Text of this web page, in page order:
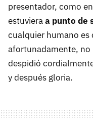
presentador, como
estuvieraa punto de
cualquier humano es
afortunadamente, no
despidió
y después gloria.